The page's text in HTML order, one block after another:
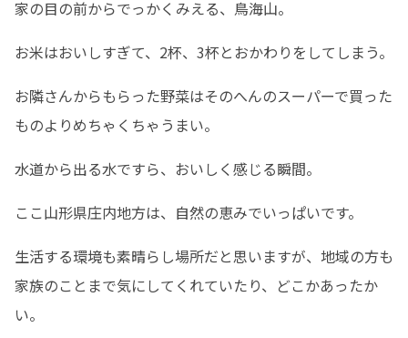
家の目の前からでっかくみえる、鳥海山。
お米はおいしすぎて、2杯、3杯とおかわりをしてしまう。
お隣さんからもらった野菜はそのへんのスーパーで買った
ものよりめちゃくちゃうまい。
水道から出る水ですら、おいしく感じる瞬間。
ここ山形県庄内地方は、自然の恵みでいっぱいです。
生活する環境も素晴らし場所だと思いますが、地域の方も
家族のことまで気にしてくれていたり、どこかあったか
い。